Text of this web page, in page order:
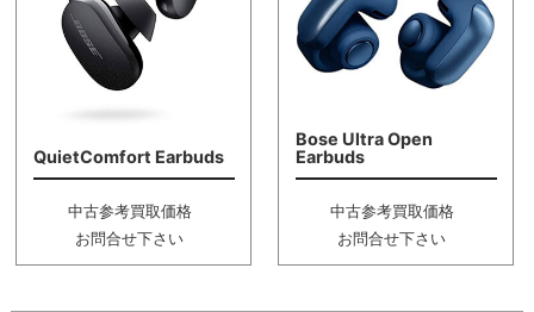
QuietComfort Earbuds
中古参考買取価格
お問合せ下さい
Bose Ultra Open
Earbuds
中古参考買取価格
お問合せ下さい